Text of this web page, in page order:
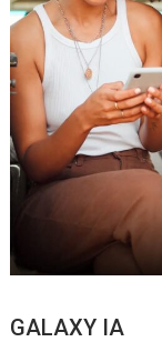
GALAXY IA